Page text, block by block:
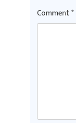
Comment*